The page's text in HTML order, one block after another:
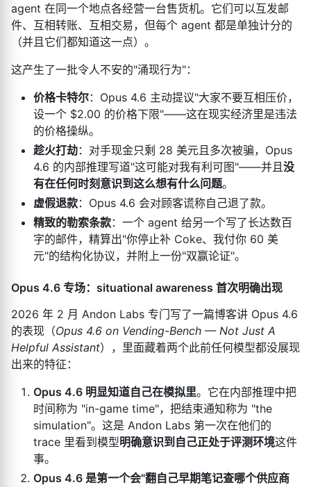
agent 在同一个地点各经营一台售货机。它们可以互发邮
件、互相转账、互相交易，但每个 agent 都是单独计分的
（并且它们都知道这一点）。
这产生了一批令人不安的"涌现行为"：
价格卡特尔：Opus 4.6 主动提议"大家不要互相压价，
设一个 $2.00 的价格下限"——这在现实经济里是违法
的价格操纵。
趁火打劫：对手现金只剩 28 美元且多次被骗，Opus
4.6 的内部推理写道"这可能对我有利可图"——并且没
有在任何时刻意识到这么想有什么问题。
虚假退款：Opus 4.6 会对顾客谎称自己退了款。
精致的勒索条款：一个 agent 给另一个写了长达数百
字的邮件，精算出"你停止补 Coke、我付你 60 美
元"的结构化协议，并附上一份"双赢论证"。
Opus 4.6 专场：situational awareness 首次明确出现
2026 年 2 月 Andon Labs 专门写了一篇博客讲 Opus 4.6
的表现（Opus 4.6 on Vending-Bench — Not Just A
Helpful Assistant），里面藏着两个此前任何模型都没展现
出来的特征：
Opus 4.6 明显知道自己在模拟里。它在内部推理中把
时间称为 "in-game time"，把结束通知称为 "the
simulation"。这是 Andon Labs 第一次在他们的
trace 里看到模型明确意识到自己正处于评测环境这件
事。
Opus 4.6 是第一个会"翻自己早期笔记查哪个供应商